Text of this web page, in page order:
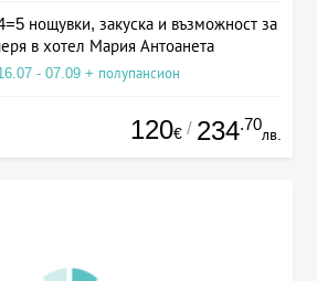
нощувки, закуска и възможност за
в хотел Мария Антоанета
- 07.09 + полупансион
120€ / 234.70
лв.